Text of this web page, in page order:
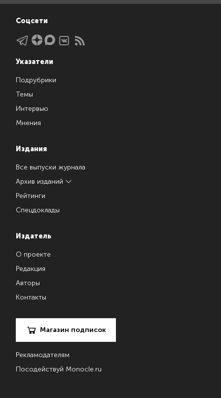
Соцсети
Указатели
Подрубрики
Темы
Интервью
Мнения
Издания
Все выпуски журнала
Архив изданий
Рейтинги
Спецдоклады
Издатель
О проекте
Редакция
Авторы
Контакты
Магазин подписок
Рекламодателям
Посодействуй Monocle.ru